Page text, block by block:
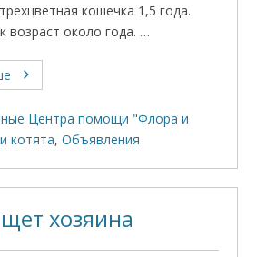
кошечка 1,5 года.
возраст около года. …
Центра помощи "Флора и
котята,Объявления
хозяина